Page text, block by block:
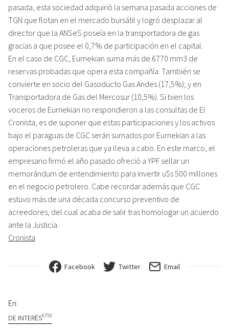
pasada, esta sociedad adquirió la semana pasada acciones de
TGN que flotan en el mercado bursátil y logró desplazar al
director que la ANSeS poseía en la transportadora de gas
gracias a que posee el 0,7% de participación en el capital.
En el caso de CGC, Eurnekian suma más de 6770 mm3 de
reservas probadas que opera esta compañía. También se
convierte en socio del Gasoducto Gas Andes (17,5%); y en
Transportadora de Gas del Mercosur (10,5%). Si bien los
voceros de Eurnekian no respondieron a las consultas de El
Cronista, es de suponer que estas participaciones y los activos
bajo el paraguas de CGC serán sumados por Eurnekian a las
operaciones petroleras que ya lleva a cabo. En este marco, el
empresario firmó el año pasado ofreció a YPF sellar un
memorándum de entendimiento para invertir u$s 500 millones
en el negocio petrolero. Cabe recordar además que CGC
estuvo más de una década concurso preventivo de
acreedores, del cual acaba de salir tras homologar un acuerdo
ante la Justicia.
Cronista
Facebook Twitter Email
En:
DE INTERÉS6753